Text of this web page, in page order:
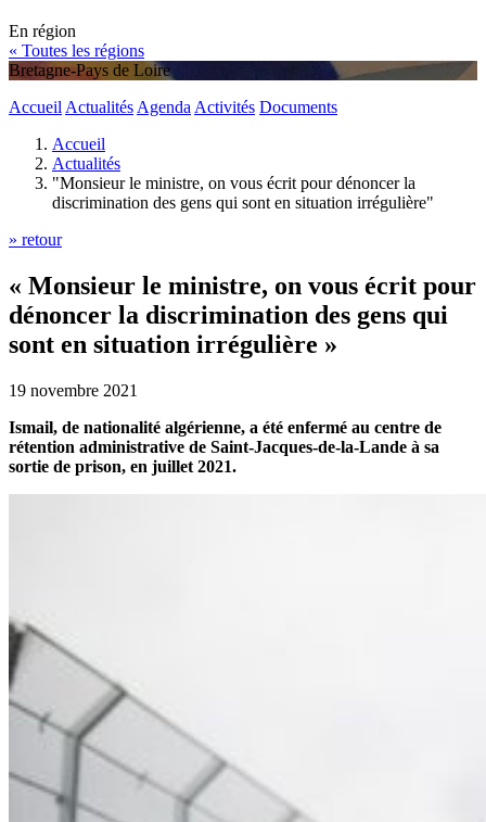
En région
« Toutes les régions
Bretagne-Pays de Loire
Accueil Actualités Agenda Activités Documents
Accueil
Actualités
"Monsieur le ministre, on vous écrit pour dénoncer la
discrimination des gens qui sont en situation irrégulière"
» retour
« Monsieur le ministre, on vous écrit pour
dénoncer la discrimination des gens qui
sont en situation irrégulière »
19 novembre 2021
Ismail, de nationalité algérienne, a été enfermé au centre de
rétention administrative de Saint-Jacques-de-la-Lande à sa
sortie de prison, en juillet 2021.